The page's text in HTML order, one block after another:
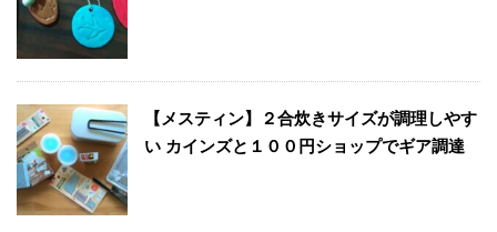
【メスティン】２合炊きサイズが調理しやす
い カインズと１００円ショップでギア調達